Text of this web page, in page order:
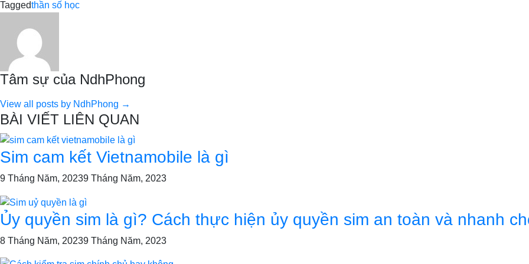
Taggedthần số học
Tâm sự của NdhPhong
View all posts by NdhPhong →
BÀI VIẾT LIÊN QUAN
Sim cam kết Vietnamobile là gì
9 Tháng Năm, 20239 Tháng Năm, 2023
Ủy quyền sim là gì? Cách thực hiện ủy quyền sim an toàn và nhanh
8 Tháng Năm, 20239 Tháng Năm, 2023